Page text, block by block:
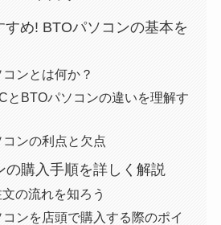
すめ! BTOパソコンの基本を
ンとは何か？
とBTOパソコンの違いを理解す
コンの利点と欠点
の購入手順を詳しく解説
の流れを知ろう
ンを店頭で購入する際のポイ